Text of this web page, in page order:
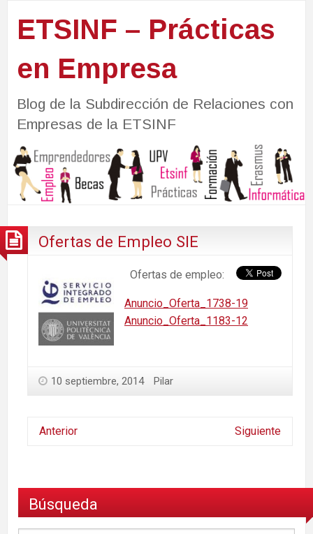
ETSINF – Prácticas
en Empresa
Blog de la Subdirección de Relaciones con
Empresas de la ETSINF
Ofertas de Empleo SIE
Ofertas de empleo:
Anuncio_Oferta_1738-19
Anuncio_Oferta_1183-12
10 septiembre, 2014 Pilar
Anterior Siguiente
Búsqueda